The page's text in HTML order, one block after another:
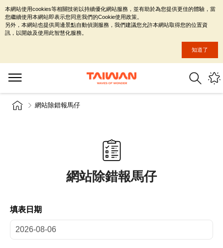
網站除錯報馬仔
網站除錯報馬仔
填表日期
本網站使用cookies等相關技術以持續優化網站服務，並有助於為您提供更佳的體驗，當
您繼續使用本網站即表示您同意我們的Cookie使用政策。
另外，本網站也提供周邊景點自動偵測服務，我們建議您允許本網站取得您的位置資
訊，以開啟及使用此智慧化服務。
知道了